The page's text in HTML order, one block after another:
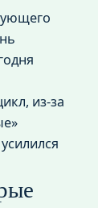
из‑за